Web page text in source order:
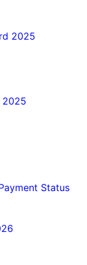
2025
2025
Status